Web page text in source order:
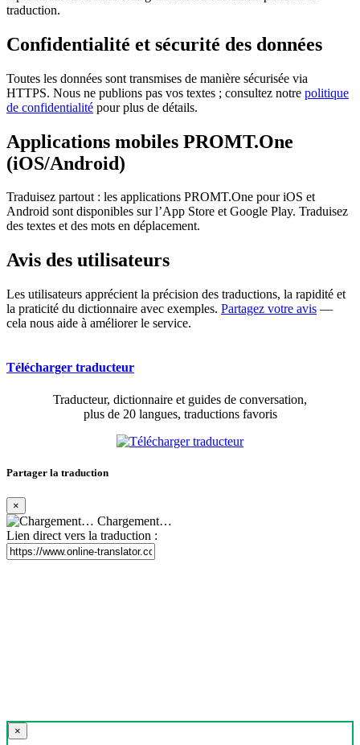
traduction.
Confidentialité et sécurité des données
Toutes les données sont transmises de manière sécurisée via
HTTPS. Nous ne publions pas vos textes ; consultez notre politique
de confidentialité pour plus de détails.
Applications mobiles PROMT.One
(iOS/Android)
Traduisez partout : les applications PROMT.One pour iOS et
Android sont disponibles sur l’App Store et Google Play. Traduisez
des textes et des mots en déplacement.
Avis des utilisateurs
Les utilisateurs apprécient la précision des traductions, la rapidité et
la praticité du dictionnaire avec exemples. Partagez votre avis —
cela nous aide à améliorer le service.
Télécharger traducteur
Traducteur, dictionnaire et guides de conversation,
plus de 20 langues, traductions favoris
Partager la traduction
×
Chargement…
Lien direct vers la traduction :
×